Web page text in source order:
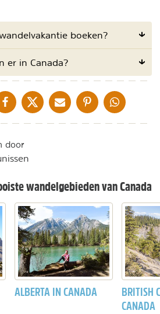
boeken?
er in Canada?
DELEN OP FACEBOOK
DELEN OP XDELEN VIA DE MAIL
DELEN OP PINTEREST
DELEN OP
door
wandelgebieden van Canada
ALBERTA IN CANADA
BRITISH
CANADA